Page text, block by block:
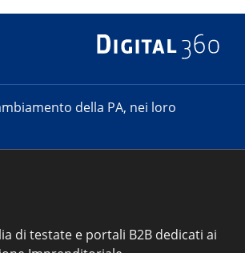
della PA, nei loro
di testate e portali B2B dedicati ai